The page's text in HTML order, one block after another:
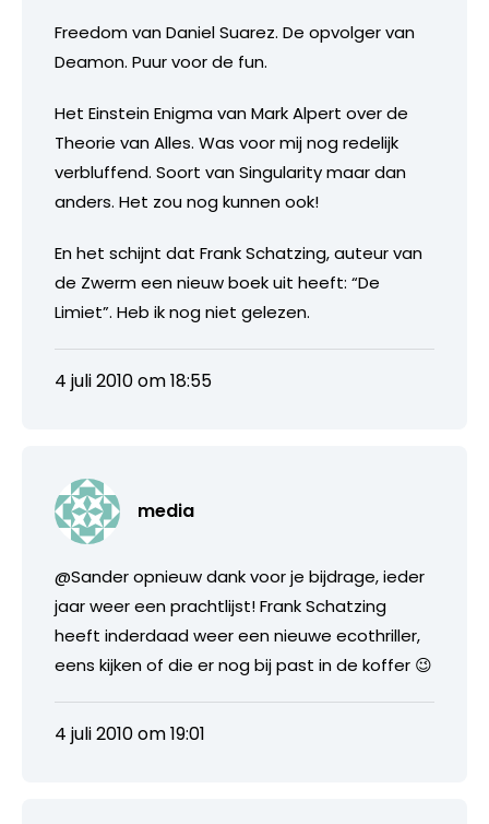
Freedom van Daniel Suarez. De opvolger van
Deamon. Puur voor de fun.
Het Einstein Enigma van Mark Alpert over de
Theorie van Alles. Was voor mij nog redelijk
verbluffend. Soort van Singularity maar dan
anders. Het zou nog kunnen ook!
En het schijnt dat Frank Schatzing, auteur van
de Zwerm een nieuw boek uit heeft: “De
Limiet”. Heb ik nog niet gelezen.
4 juli 2010 om 18:55
media
@Sander opnieuw dank voor je bijdrage, ieder
jaar weer een prachtlijst! Frank Schatzing
heeft inderdaad weer een nieuwe ecothriller,
eens kijken of die er nog bij past in de koffer 😉
4 juli 2010 om 19:01